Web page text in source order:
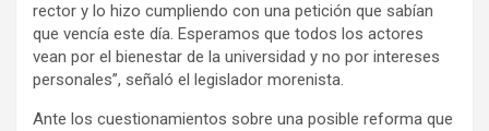
rector y lo hizo cumpliendo con una petición que sabían
que vencía este día. Esperamos que todos los actores
vean por el bienestar de la universidad y no por intereses
personales”, señaló el legislador morenista.
Ante los cuestionamientos sobre una posible reforma que